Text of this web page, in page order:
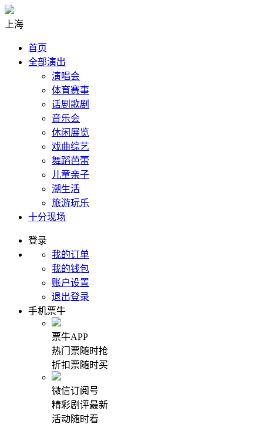
上海
首页
全部演出
演唱会
体育赛事
话剧歌剧
音乐会
休闲展览
戏曲综艺
舞蹈芭蕾
儿童亲子
潮生活
旅游玩乐
十分现场
登录
我的订单
我的钱包
账户设置
退出登录
手机票牛
票牛APP
热门票随时抢
折扣票随时买
微信订阅号
精彩剧评最新
活动随时看